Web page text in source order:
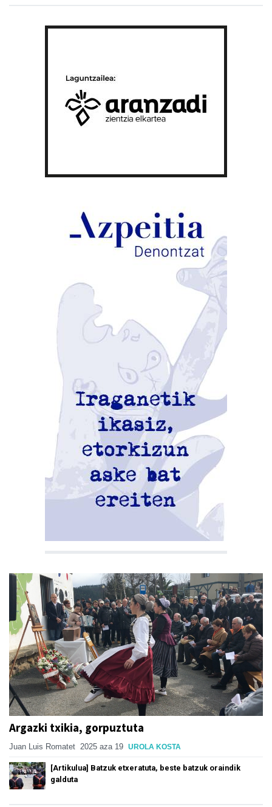
Argazki txikia, gorpuztuta
Juan Luis Romatet 2025 aza 19 UROLA KOSTA
[Artikulua] Batzuk etxeratuta, beste batzuk oraindik
galduta